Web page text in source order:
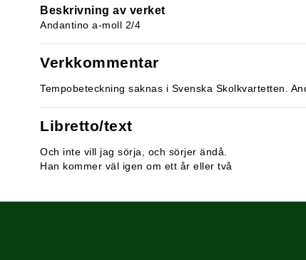
Beskrivning av verket
Andantino a-moll 2/4
Verkkommentar
Tempobeteckning saknas i Svenska Skolkvartetten.
Libretto/text
Och inte vill jag sörja, och sörjer ändå.
Han kommer väl igen om ett år eller två